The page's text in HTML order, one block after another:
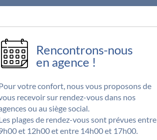
Rencontrons-nous
en agence !
votre confort, nous vous proposons de
recevoir sur rendez-vous dans nos
ou au siège social.
plages de rendez-vous sont prévues entre
et 12h00 et entre 14h00 et 17h00.